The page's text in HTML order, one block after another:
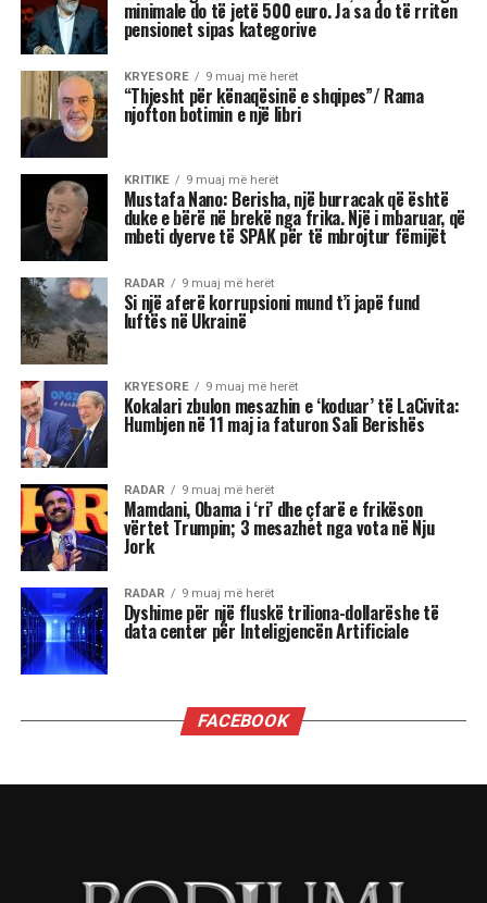
Kjo dinamikë shpesh sjell tensione dhe konflikte,
si në jetën personale, ashtu edhe në atë
profesionale.
Më poshtë janë tre shenjat e zodiakut që
konsiderohen më xheloze:
Akrepi
I njohur për intensitetin e tij emocional, akrepi
shpesh konkurron në heshtje. Kur ndjen se është
tejkaluar, mund të mbajë mëri dhe të tërhiqet
nga të tjerët.
Luani
Luanët kanë nevojë të madhe për vëmendje dhe
admirim. Kur këto nevoja nuk plotësohen,
ndjenja e xhelozisë mund të bëhet e fortë. Ata
shpesh nënvlerësojnë ata që i sfidojnë në
pozicionin e tyre, sidomos në rolin udhëheqës.
Astrologjia i këshillon Luanët të ushtrojnë më
shumë përulësi për të shmangur zilitë e
panevojshme.
Virgjëresha
nevojës së tyre për përsosmëri. Krahasimet e
ndihen konkurrues ose të zhgënjyer. Ato